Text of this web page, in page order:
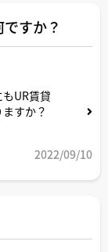
すか？
UR賃貸
すか？
2022/09/10